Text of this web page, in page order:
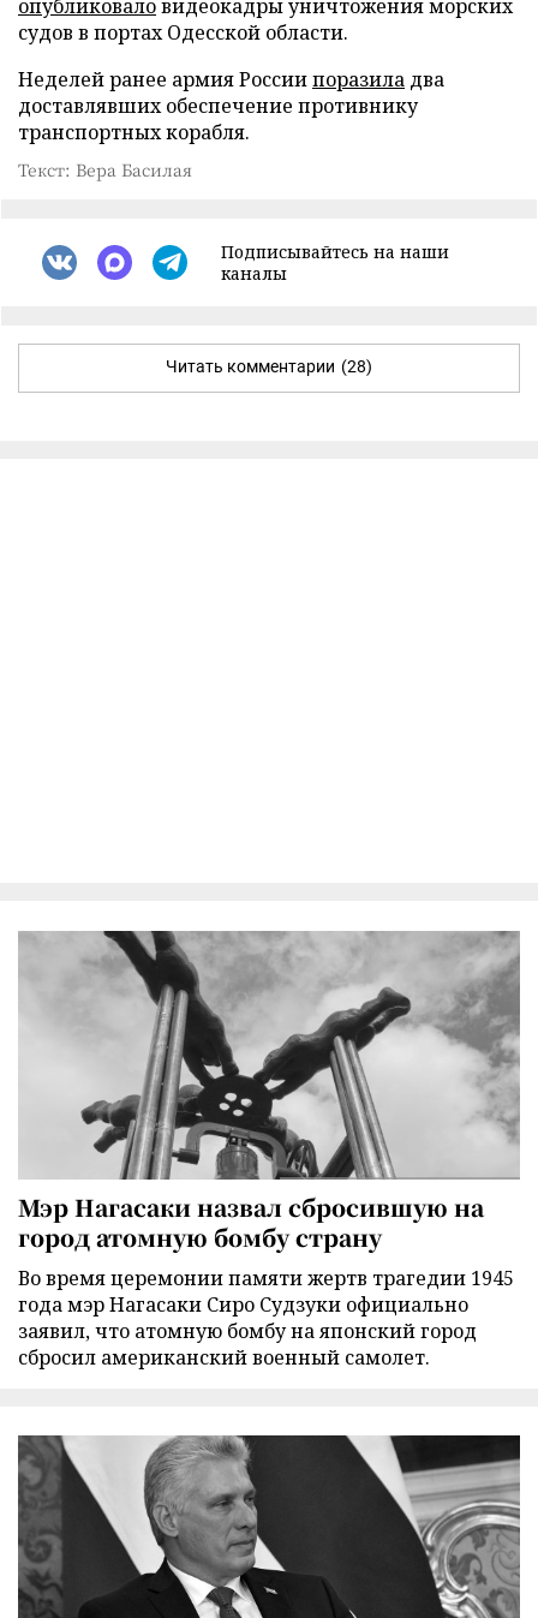
опубликоваловидеокадры уничтожения морских
судов в портах Одесской области.
Неделей ранее армия Россиипоразила два
доставлявших обеспечение противнику
транспортных корабля.
Текст: Вера Басилая
Подписывайтесь на наши
каналы
Читать комментарии (28)
Мэр Нагасаки назвал сбросившую на
город атомную бомбу страну
Во время церемонии памяти жертв трагедии 1945
года мэр Нагасаки Сиро Судзуки официально
заявил, что атомную бомбу на японский город
сбросил американский военный самолет.